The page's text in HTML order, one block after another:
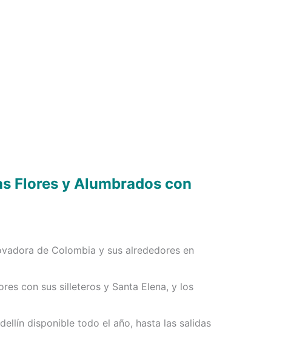
Flores y Alumbrados con
de Colombia y sus alrededores en
con sus silleteros y Santa Elena, y los
disponible todo el año, hasta las salidas